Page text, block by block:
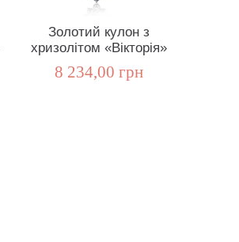
Золотий кулон з
хризолітом «Вікторія»
8 234,00 грн